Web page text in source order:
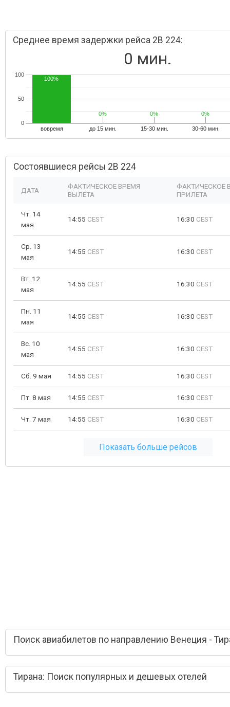
Среднее время задержки рейса 2B 224:
0 мин.
вовремя до 15 мин. 15-30 мин. 30-60 мин.
0
50
100
100%
0%
0% 0%
0% 0%
0%
Состоявшиеся рейсы 2B 224
ДАТА
ФАКТИЧЕСКОЕ ВРЕМЯ
ВЫЛЕТА
ФАКТИЧЕСКОЕ
ПРИЛЕТА
Чт. 14
мая
14:55 CEST 16:30 CEST
Ср. 13
мая
14:55 CEST 16:30 CEST
Вт. 12
мая
14:55 CEST 16:30 CEST
Пн. 11
мая
14:55 CEST 16:30 CEST
Вс. 10
мая
14:55 CEST 16:30 CEST
Сб. 9 мая 14:55 CEST 16:30 CEST
Пт. 8 мая 14:55 CEST 16:30 CEST
Чт. 7 мая 14:55 CEST 16:30 CEST
Показать больше рейсов
Поиск авиабилетов по направлению Венеция -
Тирана: Поиск популярных и дешевых отелей